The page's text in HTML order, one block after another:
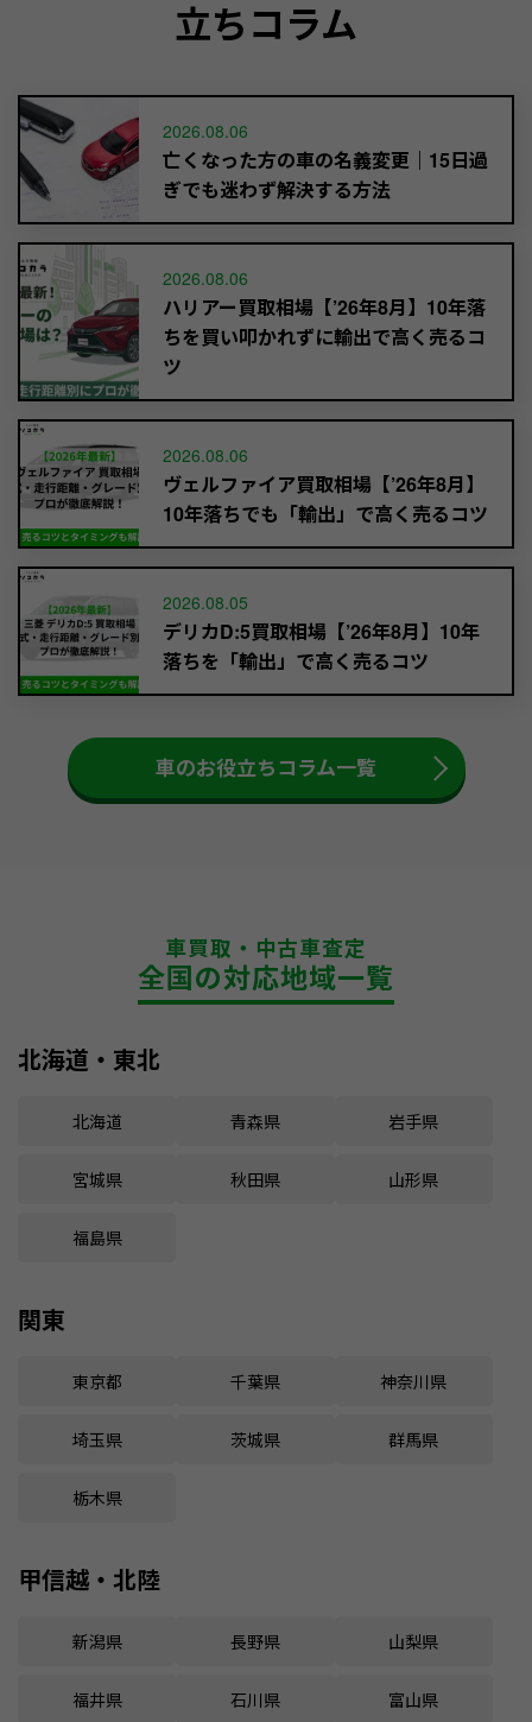
立ちコラム
2026.08.06
亡くなった方の車の名義変更｜15日過
ぎでも迷わず解決する方法
2026.08.06
ハリアー買取相場【’26年8月】10年落
ちを買い叩かれずに輸出で高く売るコ
ツ
2026.08.06
ヴェルファイア買取相場【’26年8月】
10年落ちでも「輸出」で高く売るコツ
2026.08.05
デリカD:5買取相場【’26年8月】10年
落ちを「輸出」で高く売るコツ
車のお役立ちコラム一覧
車買取・中古車査定
全国の対応地域一覧
北海道・東北
北海道 青森県 岩手県
宮城県 秋田県 山形県
福島県
関東
東京都 千葉県 神奈川県
埼玉県 茨城県 群馬県
栃木県
甲信越・北陸
新潟県 長野県 山梨県
福井県 石川県 富山県